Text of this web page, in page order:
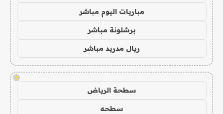
مباريات اليوم مباشر
برشلونة مباشر
ريال مدريد مباشر
!
سطحة الرياض
سطحه